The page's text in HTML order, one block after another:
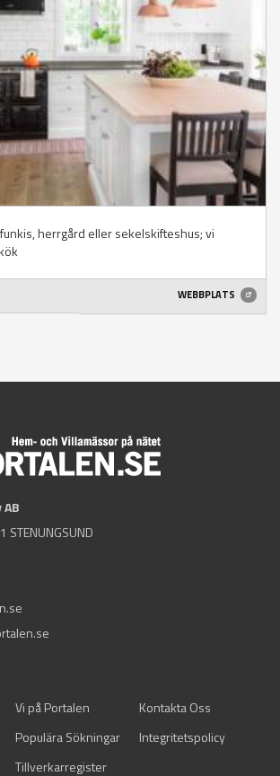
herrgård eller sekelskifteshus; vi
WEBBPLATS
Vi på Portalen
Kontakta Oss
Populära Sökningar
Integritetspolicy
Tillverkarregister